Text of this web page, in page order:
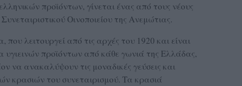
προϊόντων, γίνεται ένας από τους νέους
Οινοποιείου της Ανεμώτιας.
λειτουργεί από τις αρχές του 1920 και είναι
υγιεινών προϊόντων από κάθε γωνιά της Ελλάδας,
να ανακαλύψουν τις μοναδικές γεύσεις και
κρασιών του συνεταιρισμού. Τα κρασιά